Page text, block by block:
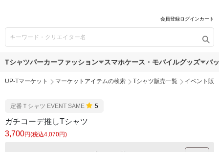
会員登録ログインカート
Tシャツパーカーファッション スマホケース・モバイルグッズ バ
UP-Tマーケット マーケットアイテムの検索 Tシャツ販売一覧 イベント販
定番Ｔシャツ EVENT SAME 5
ガチコーデ推しTシャツ
3,700円(税込4,070円)